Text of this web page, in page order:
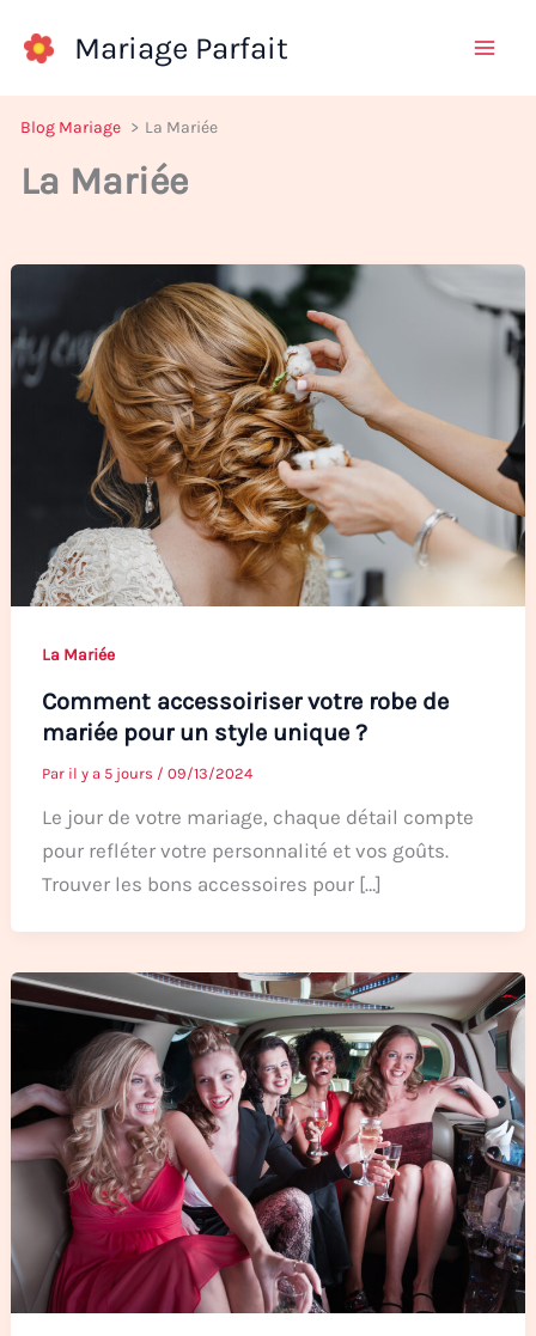
Mariage Parfait
Blog Mariage La Mariée
La Mariée
La Mariée
Comment accessoiriser votre robe de
mariée pour un style unique ?
Par il y a 5 jours / 09/13/2024
Le jour de votre mariage, chaque détail compte
pour refléter votre personnalité et vos goûts.
Trouver les bons accessoires pour […]